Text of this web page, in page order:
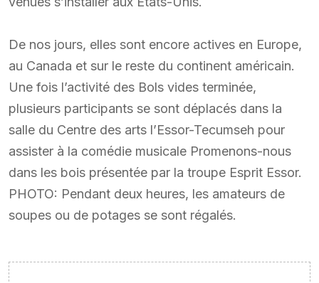
De nos jours, elles sont encore actives en Europe,
au Canada et sur le reste du continent américain.
Une fois l’activité des Bols vides terminée,
plusieurs participants se sont déplacés dans la
salle du Centre des arts l’Essor-Tecumseh pour
assister à la comédie musicale Promenons-nous
dans les bois présentée par la troupe Esprit Essor.
PHOTO: Pendant deux heures, les amateurs de
soupes ou de potages se sont régalés.